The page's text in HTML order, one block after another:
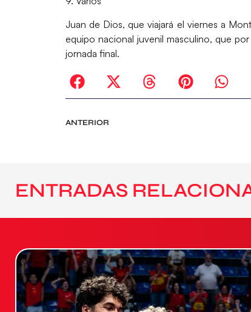
Juan de Dios, que viajará el viernes a
equipo nacional juvenil masculino, que
jornada final.
ANTERIOR
ENTRADAS